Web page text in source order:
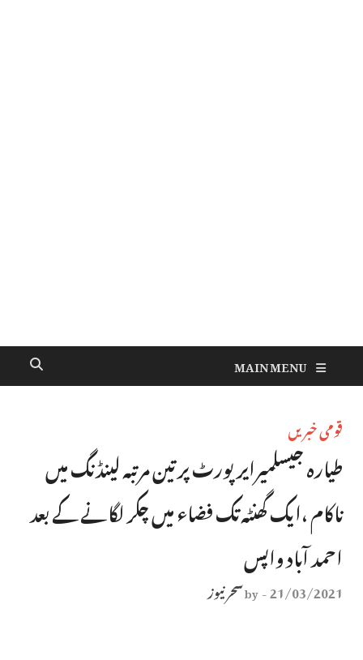
MAIN MENU
قومی خبریں
طیارہ جیسلمیرایرپورٹ پر تین مرتبہ لینڈنگ میں
ناکام ،ایک گھنٹہ تک فضاء میں چکر لگانے کے بعد
احمد آباد واپس
21/03/2021
-
byسحر نیوز